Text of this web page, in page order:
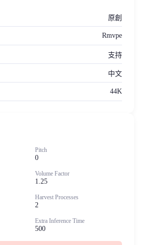
原創
Rmvpe
支持
中文
44K
Pitch
0
Volume Factor
1.25
Harvest Processes
2
Extra Inference Time
500